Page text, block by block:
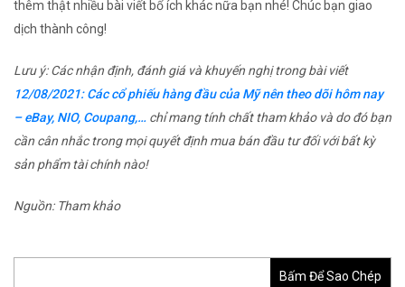
thêm thật nhiều bài viết bổ ích khác nữa bạn nhé! Chúc bạn giao
dịch thành công!
Lưu ý: Các nhận định, đánh giá và khuyến nghị trong bài viết
12/08/2021: Các cổ phiếu hàng đầu của Mỹ nên theo dõi hôm nay
– eBay, NIO, Coupang,… chỉ mang tính chất tham khảo và do đó bạn
cần cân nhắc trong mọi quyết định mua bán đầu tư đối với bất kỳ
sản phẩm tài chính nào!
Nguồn: Tham khảo
Bấm Để Sao Chép